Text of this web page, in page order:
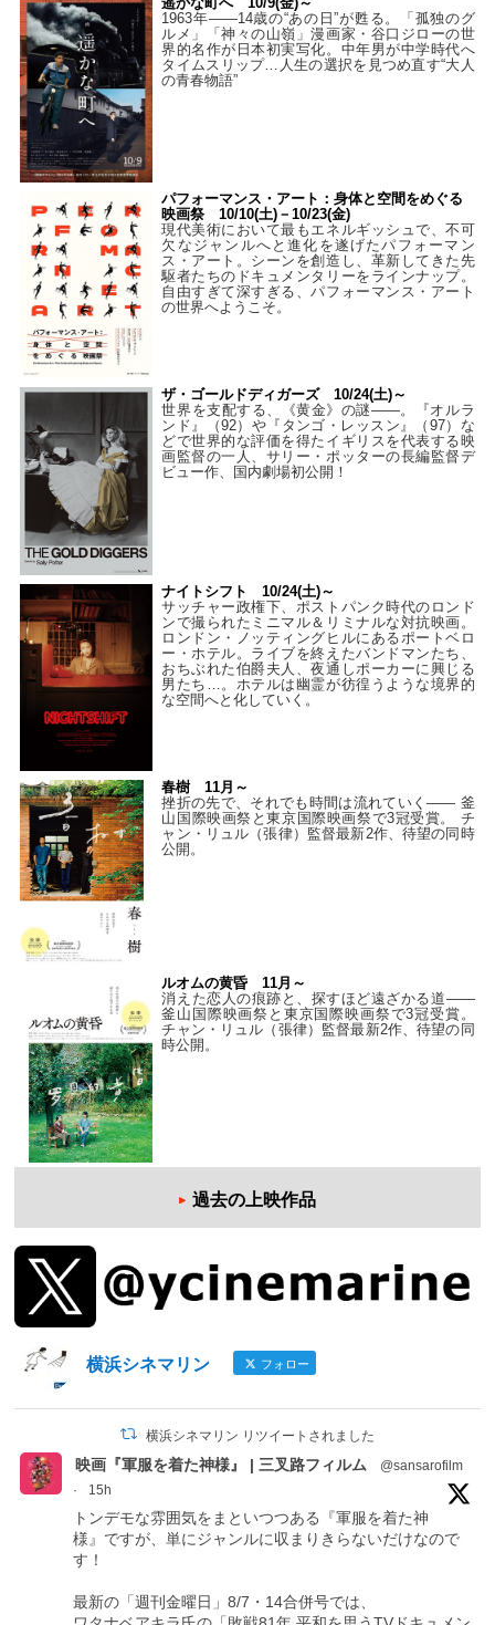
1963年――14歳の“あの日”が甦る。「孤独のグ
ルメ」「神々の山嶺」漫画家・谷口ジローの世
界的名作が日本初実写化。中年男が中学時代へ
タイムスリップ…人生の選択を見つめ直す“大人
の青春物語”
パフォーマンス・アート：身体と空間をめぐる
映画祭 10/10(土)－10/23(金)
現代美術において最もエネルギッシュで、不可
欠なジャンルへと進化を遂げたパフォーマン
ス・アート。シーンを創造し、革新してきた先
駆者たちのドキュメンタリーをラインナップ。
自由すぎて深すぎる、パフォーマンス・アート
の世界へようこそ。
ザ・ゴールドディガーズ 10/24(土)～
世界を支配する、《黄金》の謎――。『オルラ
ンド』（92）や『タンゴ・レッスン』（97）な
どで世界的な評価を得たイギリスを代表する映
画監督の一人、サリー・ポッターの長編監督デ
ビュー作、国内劇場初公開！
ナイトシフト 10/24(土)～
サッチャー政権下、ポストパンク時代のロンド
ンで撮られたミニマル＆リミナルな対抗映画。
ロンドン・ノッティングヒルにあるポートベロ
ー・ホテル。ライブを終えたバンドマンたち、
おちぶれた伯爵夫人、夜通しポーカーに興じる
男たち…。ホテルは幽霊が彷徨うような境界的
な空間へと化していく。
春樹 11月～
挫折の先で、それでも時間は流れていく—— 釜
山国際映画祭と東京国際映画祭で3冠受賞。 チ
ャン・リュル（張律）監督最新2作、待望の同時
公開。
ルオムの黄昏 11月～
消えた恋人の痕跡と、探すほど遠ざかる道——
釜山国際映画祭と東京国際映画祭で3冠受賞。
チャン・リュル（張律）監督最新2作、待望の同
時公開。
過去の上映作品
横浜シネマリン フォロー
横浜シネマリン リツイートされました
映画『軍服を着た神様』 | 三叉路フィルム
@sansarofilm
·
15h
トンデモな雰囲気をまといつつある『軍服を着た神
様』ですが、単にジャンルに収まりきらないだけなので
す！
最新の「週刊金曜日」8/7・14合併号では、